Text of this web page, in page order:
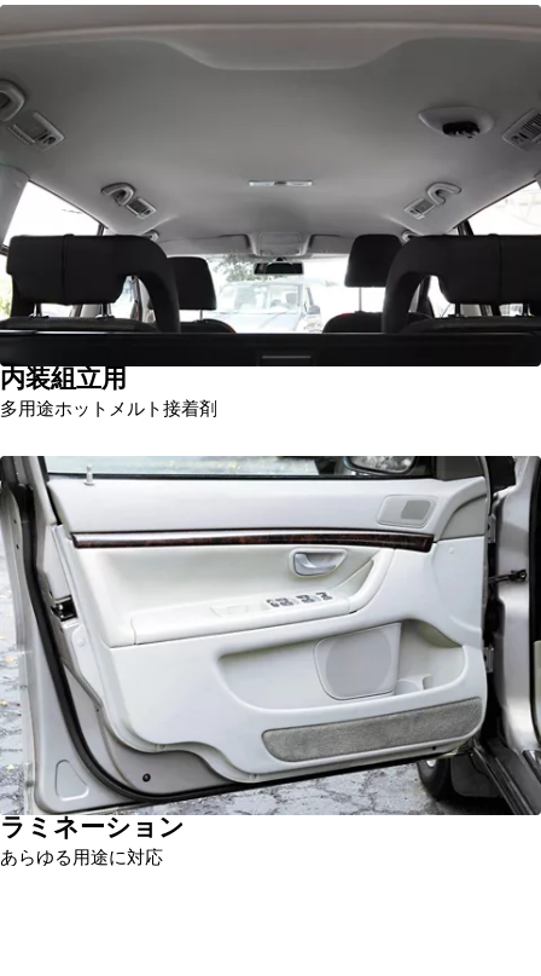
内装組立用
多用途ホットメルト接着剤
ラミネーション
あらゆる用途に対応